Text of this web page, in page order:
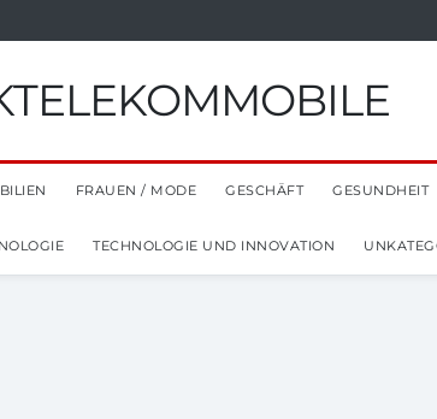
FRAUEN / MODE GESCHÄFT GESUNDHEIT
TECHNOLOGIE UND INNOVATION